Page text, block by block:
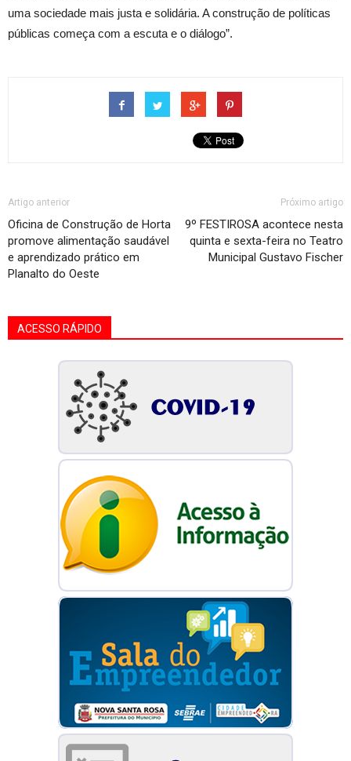
uma sociedade mais justa e solidária. A construção de políticas
públicas começa com a escuta e o diálogo”.
Artigo anterior
Oficina de Construção de Horta
promove alimentação saudável
e aprendizado prático em
Planalto do Oeste
Próximo artigo
9º FESTIROSA acontece nesta
quinta e sexta-feira no Teatro
Municipal Gustavo Fischer
ACESSO RÁPIDO